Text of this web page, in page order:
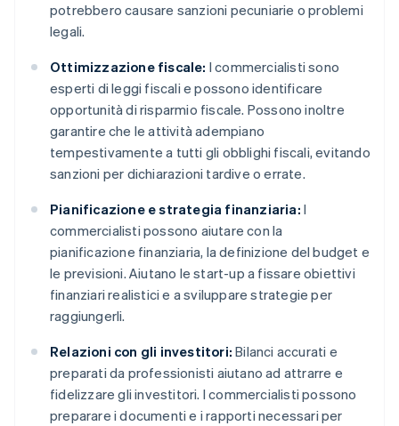
potrebbero causare sanzioni pecuniarie o problemi
legali.
Ottimizzazione fiscale: I commercialisti sono
esperti di leggi fiscali e possono identificare
opportunità di risparmio fiscale. Possono inoltre
garantire che le attività adempiano
tempestivamente a tutti gli obblighi fiscali, evitando
sanzioni per dichiarazioni tardive o errate.
Pianificazione e strategia finanziaria: I
commercialisti possono aiutare con la
pianificazione finanziaria, la definizione del budget e
le previsioni. Aiutano le start-up a fissare obiettivi
finanziari realistici e a sviluppare strategie per
raggiungerli.
Relazioni con gli investitori: Bilanci accurati e
preparati da professionisti aiutano ad attrarre e
fidelizzare gli investitori. I commercialisti possono
preparare i documenti e i rapporti necessari per